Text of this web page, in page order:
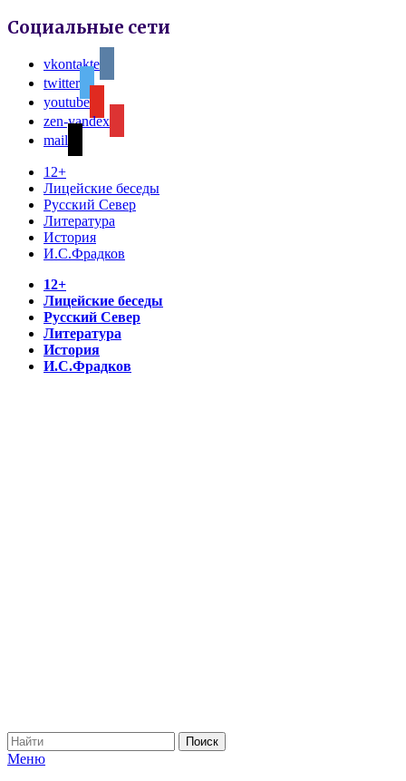
Социальные сети
vkontakte
twitter
youtube
zen-yandex
mail
12+
Лицейские беседы
Русский Север
Литература
История
И.С.Фрадков
12+
Лицейские беседы
Русский Север
Литература
История
И.С.Фрадков
Меню